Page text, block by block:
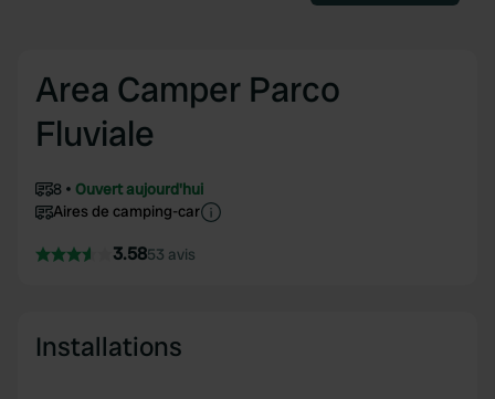
Area Camper Parco
Fluviale
8
Ouvert aujourd'hui
Aires de camping-car
3.5853 avis
Installations